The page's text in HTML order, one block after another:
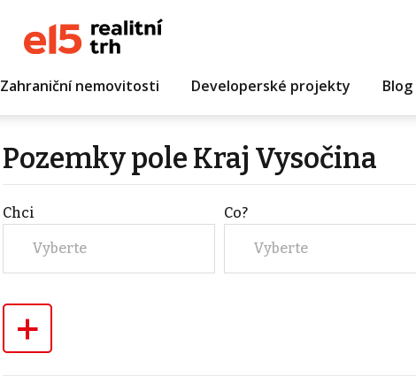
Zahraniční nemovitosti Developerské projekty Blog
Pozemky pole Kraj Vysočina
Chci
Vyberte
Co?
Vyberte
+